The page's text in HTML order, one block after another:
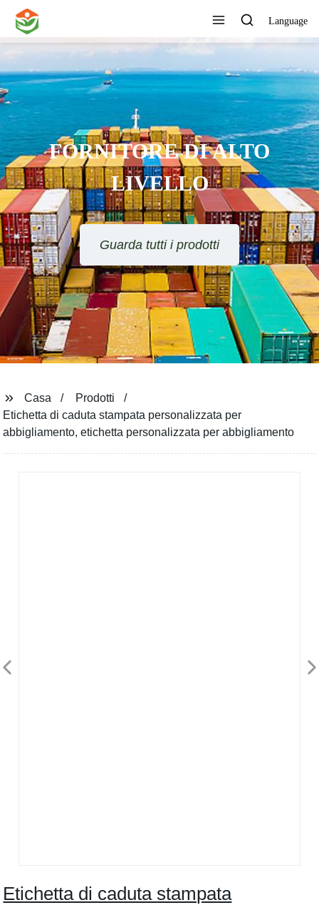
Language
FORNITORE DI ALTO
LIVELLO
Guarda tutti i prodotti
Casa
Prodotti
Etichetta di caduta stampata personalizzata per
abbigliamento, etichetta personalizzata per abbigliamento
Etichetta di caduta stampata